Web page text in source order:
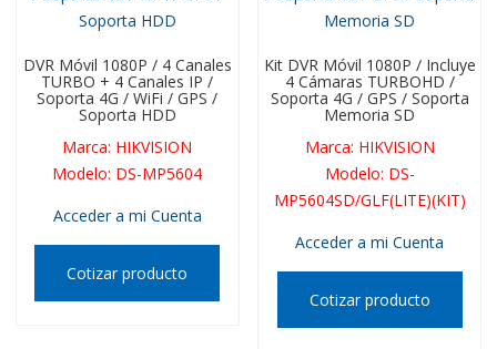
DVR Móvil 1080P / 4 Canales
TURBO + 4 Canales IP /
Soporta 4G / WiFi / GPS /
Soporta HDD
Marca: HIKVISION
Modelo: DS-MP5604
Acceder a mi Cuenta
Cotizar producto
Kit DVR Móvil 1080P / Incluye
4 Cámaras TURBOHD /
Soporta 4G / GPS / Soporta
Memoria SD
Marca: HIKVISION
Modelo: DS-
MP5604SD/GLF(LITE)(KIT)
Acceder a mi Cuenta
Cotizar producto